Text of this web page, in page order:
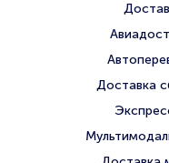
Доставка